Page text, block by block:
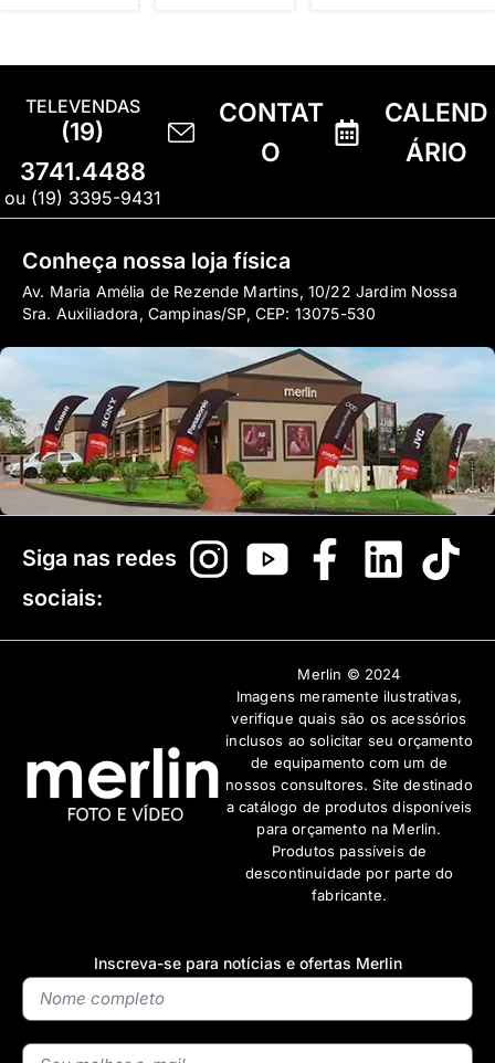
Inscreva-se para notícias e ofertas Merlin
TELEVENDAS
(19)
3741.4488
ou (19) 3395-9431
CONTAT
O
CALEND
ÁRIO
Conheça nossa loja física
Av. Maria Amélia de Rezende Martins, 10/22 Jardim Nossa
Sra. Auxiliadora, Campinas/SP, CEP: 13075-530
Siga nas redes
sociais:
Merlin © 2024
Imagens meramente ilustrativas,
verifique quais são os acessórios
inclusos ao solicitar seu orçamento
de equipamento com um de
nossos consultores. Site destinado
a catálogo de produtos disponíveis
para orçamento na Merlin.
Produtos passíveis de
descontinuidade por parte do
fabricante.